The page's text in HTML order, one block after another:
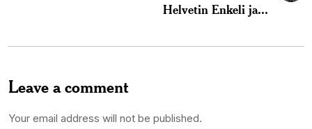
Helvetin Enkeli ja...
Leave a comment
Your email address will not be published.